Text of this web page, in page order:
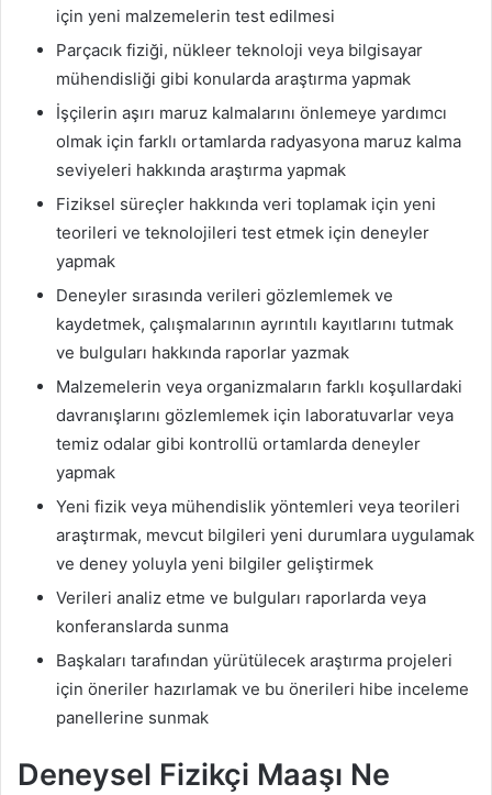
için yeni malzemelerin test edilmesi
Parçacık fiziği, nükleer teknoloji veya bilgisayar
mühendisliği gibi konularda araştırma yapmak
İşçilerin aşırı maruz kalmalarını önlemeye yardımcı
olmak için farklı ortamlarda radyasyona maruz kalma
seviyeleri hakkında araştırma yapmak
Fiziksel süreçler hakkında veri toplamak için yeni
teorileri ve teknolojileri test etmek için deneyler
yapmak
Deneyler sırasında verileri gözlemlemek ve
kaydetmek, çalışmalarının ayrıntılı kayıtlarını tutmak
ve bulguları hakkında raporlar yazmak
Malzemelerin veya organizmaların farklı koşullardaki
davranışlarını gözlemlemek için laboratuvarlar veya
temiz odalar gibi kontrollü ortamlarda deneyler
yapmak
Yeni fizik veya mühendislik yöntemleri veya teorileri
araştırmak, mevcut bilgileri yeni durumlara uygulamak
ve deney yoluyla yeni bilgiler geliştirmek
Verileri analiz etme ve bulguları raporlarda veya
konferanslarda sunma
Başkaları tarafından yürütülecek araştırma projeleri
için öneriler hazırlamak ve bu önerileri hibe inceleme
panellerine sunmak
Deneysel Fizikçi Maaşı Ne